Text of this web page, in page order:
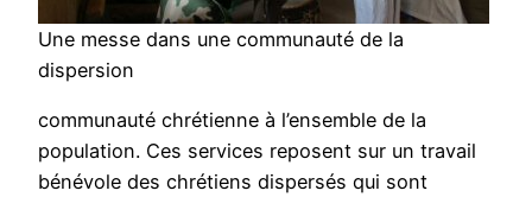
Une messe dans une communauté de la
dispersion
communauté chrétienne à l’ensemble de la
population. Ces services reposent sur un travail
bénévole des chrétiens dispersés qui sont